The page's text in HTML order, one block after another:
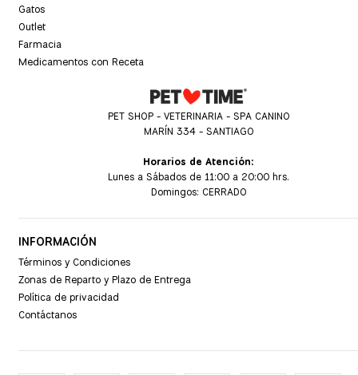
Gatos
Outlet
Farmacia
Medicamentos con Receta
PET SHOP - VETERINARIA - SPA CANINO
MARÍN 334 - SANTIAGO
Horarios de Atención:
Lunes a Sábados de 11:00 a 20:00 hrs.
Domingos: CERRADO
INFORMACIÓN
Términos y Condiciones
Zonas de Reparto y Plazo de Entrega
Política de privacidad
Contáctanos